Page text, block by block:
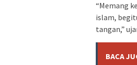
“Memang
islam,
tangan,”
BACA